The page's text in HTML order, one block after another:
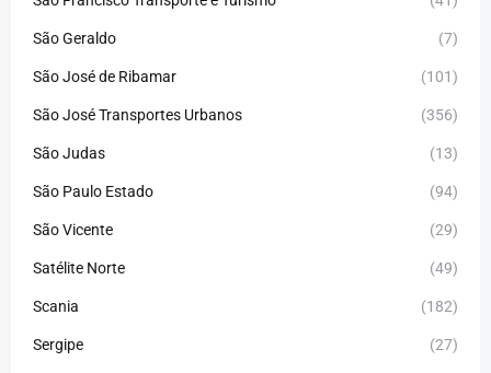
São Geraldo (7)
São José de Ribamar (101)
São José Transportes Urbanos (356)
São Judas (13)
São Paulo Estado (94)
São Vicente (29)
Satélite Norte (49)
Scania (182)
Sergipe (27)